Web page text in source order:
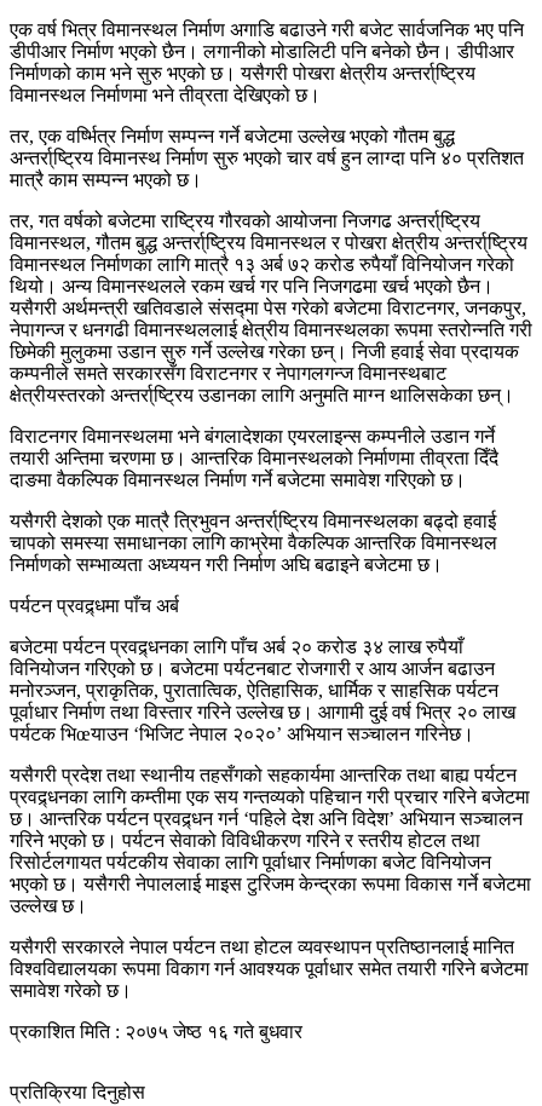
एक वर्ष भित्र विमानस्थल निर्माण अगाडि बढाउने गरी बजेट सार्वजनिक भए पनि
डीपीआर निर्माण भएको छैन। लगानीको मोडालिटी पनि बनेको छैन। डीपीआर
निर्माणको काम भने सुरु भएको छ। यसैगरी पोखरा क्षेत्रीय अन्तर्रा्ष्ट्रिय
विमानस्थल निर्माणमा भने तीव्रता देखिएको छ।
तर, एक वर्ष्भित्र निर्माण सम्पन्न गर्ने बजेटमा उल्लेख भएको गौतम बुद्ध
अन्तर्रा्ष्ट्रिय विमानस्थ निर्माण सुरु भएको चार वर्ष हुन लाग्दा पनि ४० प्रतिशत
मात्रै काम सम्पन्न भएको छ।
तर, गत वर्षको बजेटमा राष्ट्रिय गौरवको आयोजना निजगढ अन्तर्रा्ष्ट्रिय
विमानस्थल, गौतम बुद्ध अन्तर्रा्ष्ट्रिय विमानस्थल र पोखरा क्षेत्रीय अन्तर्रा्ष्ट्रिय
विमानस्थल निर्माणका लागि मात्रै १३ अर्ब ७२ करोड रुपैयाँ विनियोजन गरेको
थियो। अन्य विमानस्थलले रकम खर्च गर पनि निजगढमा खर्च भएको छैन।
यसैगरी अर्थमन्त्री खतिवडाले संसद्मा पेस गरेको बजेटमा विराटनगर, जनकपुर,
नेपागन्ज र धनगढी विमानस्थललाई क्षेत्रीय विमानस्थलका रूपमा स्तरोन्नति गरी
छिमेकी मुलुकमा उडान सुरु गर्ने उल्लेख गरेका छन्। निजी हवाई सेवा प्रदायक
कम्पनीले समते सरकारसँग विराटनगर र नेपागलगन्ज विमानस्थबाट
क्षेत्रीयस्तरको अन्तर्रा्ष्ट्रिय उडानका लागि अनुमति माग्न थालिसकेका छन्।
विराटनगर विमानस्थलमा भने बंगलादेशका एयरलाइन्स कम्पनीले उडान गर्ने
तयारी अन्तिमा चरणमा छ। आन्तरिक विमानस्थलको निर्माणमा तीव्रता दिँदै
दाङमा वैकल्पिक विमानस्थल निर्माण गर्ने बजेटमा समावेश गरिएको छ।
यसैगरी देशको एक मात्रै त्रिभुवन अन्तर्रा्ष्ट्रिय विमानस्थलका बढ्दो हवाई
चापको समस्या समाधानका लागि काभ्रेमा वैकल्पिक आन्तरिक विमानस्थल
निर्माणको सम्भाव्यता अध्ययन गरी निर्माण अघि बढाइने बजेटमा छ।
पर्यटन प्रवद्र्धमा पाँच अर्ब
बजेटमा पर्यटन प्रवद्र्धनका लागि पाँच अर्ब २० करोड ३४ लाख रुपैयाँ
विनियोजन गरिएको छ। बजेटमा पर्यटनबाट रोजगारी र आय आर्जन बढाउन
मनोरञ्जन, प्राकृतिक, पुरातात्विक, ऐतिहासिक, धार्मिक र साहसिक पर्यटन
पूर्वाधार निर्माण तथा विस्तार गरिने उल्लेख छ। आगामी दुई वर्ष भित्र २० लाख
पर्यटक भिœयाउन ‘भिजिट नेपाल २०२०’ अभियान सञ्चालन गरिनेछ।
यसैगरी प्रदेश तथा स्थानीय तहसँगको सहकार्यमा आन्तरिक तथा बाह्य पर्यटन
प्रवद्र्धनका लागि कम्तीमा एक सय गन्तव्यको पहिचान गरी प्रचार गरिने बजेटमा
छ। आन्तरिक पर्यटन प्रवद्र्धन गर्न ‘पहिले देश अनि विदेश’ अभियान सञ्चालन
गरिने भएको छ। पर्यटन सेवाको विविधीकरण गरिने र स्तरीय होटल तथा
रिसोर्टलगायत पर्यटकीय सेवाका लागि पूर्वाधार निर्माणका बजेट विनियोजन
भएको छ। यसैगरी नेपाललाई माइस टुरिजम केन्द्रका रूपमा विकास गर्ने बजेटमा
उल्लेख छ।
यसैगरी सरकारले नेपाल पर्यटन तथा होटल व्यवस्थापन प्रतिष्ठानलाई मानित
विश्वविद्यालयका रूपमा विकाग गर्न आवश्यक पूर्वाधार समेत तयारी गरिने बजेटमा
समावेश गरेको छ।
प्रकाशित मिति : २०७५ जेष्ठ १६ गते बुधवार
प्रतिक्रिया दिनुहोस